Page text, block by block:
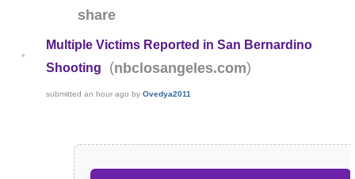
share
•
Multiple Victims Reported in San Bernardino
Shooting
(nbclosangeles.com)
submittedan hour ago byOvedya2011